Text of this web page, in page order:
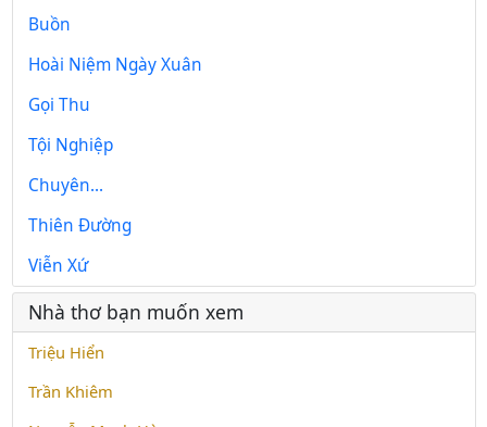
Buồn
Hoài Niệm Ngày Xuân
Gọi Thu
Tội Nghiệp
Chuyên...
Thiên Đường
Viễn Xứ
Nhà thơ bạn muốn xem
Triệu Hiển
Trần Khiêm